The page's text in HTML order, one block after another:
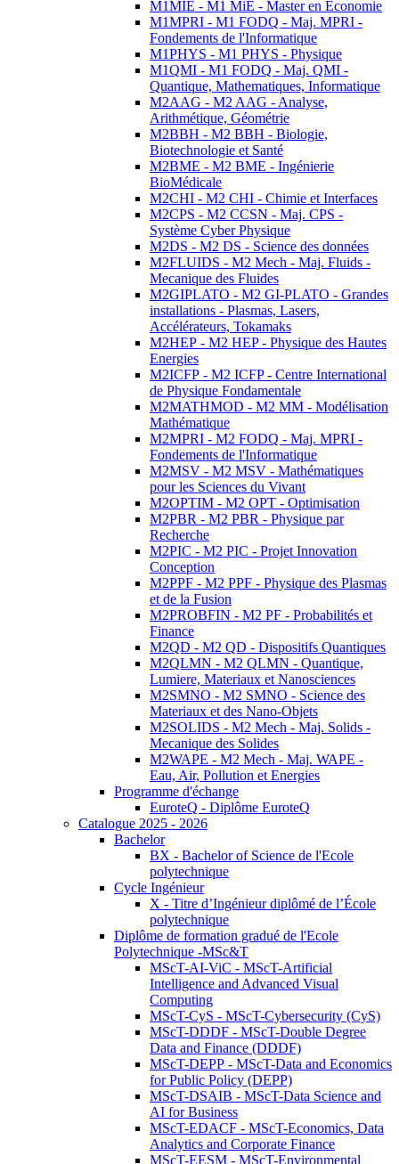
M1MIE - M1 MiE - Master en Economie
M1MPRI - M1 FODQ - Maj. MPRI -
Fondements de l'Informatique
M1PHYS - M1 PHYS - Physique
M1QMI - M1 FODQ - Maj. QMI -
Quantique, Mathematiques, Informatique
M2AAG - M2 AAG - Analyse,
Arithmétique, Géométrie
M2BBH - M2 BBH - Biologie,
Biotechnologie et Santé
M2BME - M2 BME - Ingénierie
BioMédicale
M2CHI - M2 CHI - Chimie et Interfaces
M2CPS - M2 CCSN - Maj. CPS -
Système Cyber Physique
M2DS - M2 DS - Science des données
M2FLUIDS - M2 Mech - Maj. Fluids -
Mecanique des Fluides
M2GIPLATO - M2 GI-PLATO - Grandes
installations - Plasmas, Lasers,
Accélérateurs, Tokamaks
M2HEP - M2 HEP - Physique des Hautes
Energies
M2ICFP - M2 ICFP - Centre International
de Physique Fondamentale
M2MATHMOD - M2 MM - Modélisation
Mathématique
M2MPRI - M2 FODQ - Maj. MPRI -
Fondements de l'Informatique
M2MSV - M2 MSV - Mathématiques
pour les Sciences du Vivant
M2OPTIM - M2 OPT - Optimisation
M2PBR - M2 PBR - Physique par
Recherche
M2PIC - M2 PIC - Projet Innovation
Conception
M2PPF - M2 PPF - Physique des Plasmas
et de la Fusion
M2PROBFIN - M2 PF - Probabilités et
Finance
M2QD - M2 QD - Dispositifs Quantiques
M2QLMN - M2 QLMN - Quantique,
Lumiere, Materiaux et Nanosciences
M2SMNO - M2 SMNO - Science des
Materiaux et des Nano-Objets
M2SOLIDS - M2 Mech - Maj. Solids -
Mecanique des Solides
M2WAPE - M2 Mech - Maj. WAPE -
Eau, Air, Pollution et Energies
Programme d'échange
EuroteQ - Diplôme EuroteQ
Catalogue 2025 - 2026
Bachelor
BX - Bachelor of Science de l'Ecole
polytechnique
Cycle Ingénieur
X - Titre d’Ingénieur diplômé de l’École
polytechnique
Diplôme de formation gradué de l'Ecole
Polytechnique -MSc&T
MScT-AI-ViC - MScT-Artificial
Intelligence and Advanced Visual
Computing
MScT-CyS - MScT-Cybersecurity (CyS)
MScT-DDDF - MScT-Double Degree
Data and Finance (DDDF)
MScT-DEPP - MScT-Data and Economics
for Public Policy (DEPP)
MScT-DSAIB - MScT-Data Science and
AI for Business
MScT-EDACF - MScT-Economics, Data
Analytics and Corporate Finance
MScT-EESM - MScT-Environmental